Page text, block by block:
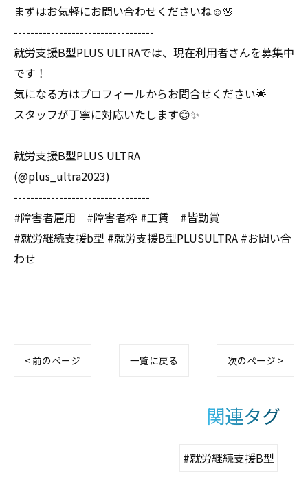
まずはお気軽にお問い合わせくださいね☺️🌸
----------------------------------
就労支援B型PLUS ULTRAでは、現在利用者さんを募集中
です！
気になる方はプロフィールからお問合せください🌟
スタッフが丁寧に対応いたします😊✨
就労支援B型PLUS ULTRA
(@plus_ultra2023)
---------------------------------
#障害者雇用 #障害者枠 #工賃 #皆勤賞
#就労継続支援b型 #就労支援B型PLUSULTRA #お問い合
わせ
< 前のページ 一覧に戻る 次のページ >
関連タグ
#就労継続支援B型